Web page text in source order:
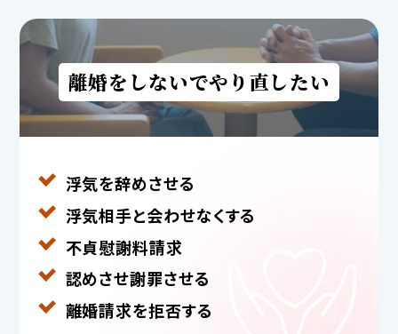
離婚をしないでやり直したい
浮気を辞めさせる
浮気相手と会わせなくする
不貞慰謝料請求
認めさせ謝罪させる
離婚請求を拒否する